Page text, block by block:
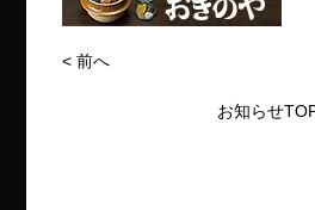
<前へ
お知らせ